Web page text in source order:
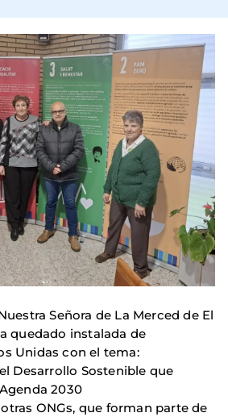
Señora de La Merced de El
quedado instalada de
Unidas con el tema:
Desarrollo Sostenible que
2030
ONGs, que forman parte de